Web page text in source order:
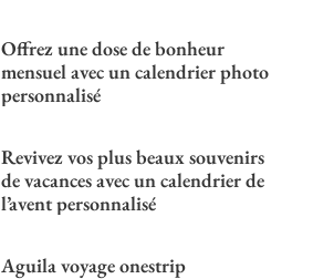
Offrez une dose de bonheur
mensuel avec un calendrier photo
personnalisé
Revivez vos plus beaux souvenirs
de vacances avec un calendrier de
l’avent personnalisé
Aguila voyage onestrip